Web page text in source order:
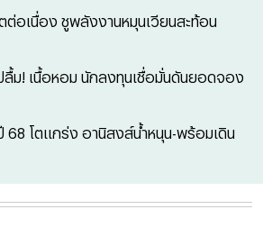
ตต่อเนื่อง ชูพลังงานหมุนเวียนสะท้อน
ลื้ม! เนื้อหอม นักลงทุนเชื่อมั่นดันยอดจอง
68 โตแกร่ง อานิสงส์น้ำหนุน-พร้อมเดิน